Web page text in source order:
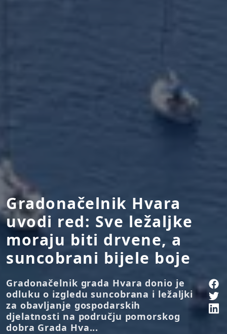
Gradonačelnik Hvara
uvodi red: Sve ležaljke
moraju biti drvene, a
suncobrani bijele boje
Gradonačelnik grada Hvara donio je
odluku o izgledu suncobrana i ležaljki
za obavljanje gospodarskih
djelatnosti na području pomorskog
dobra Grada Hva...